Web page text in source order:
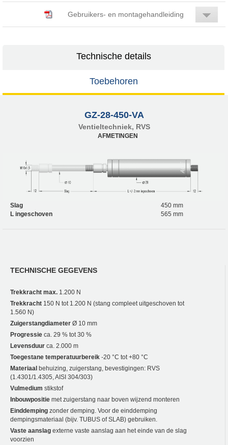
Gebruikers- en montagehandleiding
Technische details
Toebehoren
GZ-28-450-VA
Ventieltechniek, RVS
AFMETINGEN
Slag
450 mm
L ingeschoven
565 mm
TECHNISCHE GEGEVENS
Trekkracht max. 1.200 N
Trekkracht 150 N tot 1.200 N (stang compleet uitgeschoven tot
1.560 N)
Zuigerstangdiameter Ø 10 mm
Progressie ca. 29 % tot 30 %
Levensduur ca. 2.000 m
Toegestane temperatuurbereik -20 °C tot +80 °C
Materiaal behuizing, zuigerstang, bevestigingen: RVS
(1.4301/1.4305, AISI 304/303)
Vulmedium stikstof
Inbouwpositie met zuigerstang naar boven wijzend monteren
Einddemping zonder demping. Voor de einddemping
dempingsmateriaal (bijv. TUBUS of SLAB) gebruiken.
Vaste aanslag externe vaste aanslag aan het einde van de slag
voorzien